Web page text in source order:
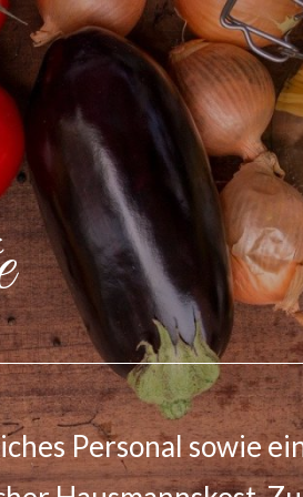
, Betriebs- und
Sie mit reichhaltigem